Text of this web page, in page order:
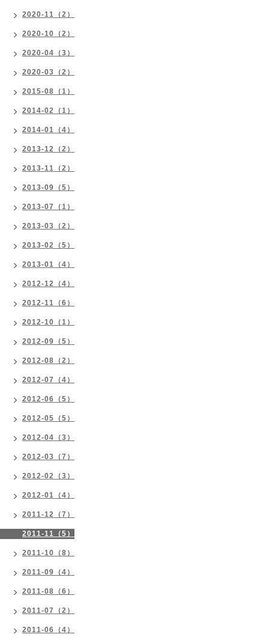
2020-11（2）
2020-10（2）
2020-04（3）
2020-03（2）
2015-08（1）
2014-02（1）
2014-01（4）
2013-12（2）
2013-11（2）
2013-09（5）
2013-07（1）
2013-03（2）
2013-02（5）
2013-01（4）
2012-12（4）
2012-11（6）
2012-10（1）
2012-09（5）
2012-08（2）
2012-07（4）
2012-06（5）
2012-05（5）
2012-04（3）
2012-03（7）
2012-02（3）
2012-01（4）
2011-12（7）
2011-11（5）
2011-10（8）
2011-09（4）
2011-08（6）
2011-07（2）
2011-06（4）